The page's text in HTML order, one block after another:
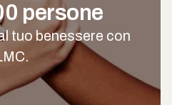
persone
tuo benessere con